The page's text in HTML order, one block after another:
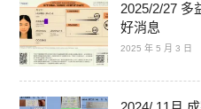
2025/2/27 多
好消息
2025 年 5 月 3 日